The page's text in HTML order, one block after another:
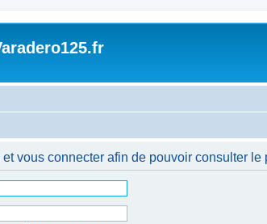
vous connecter afin de pouvoir consulter le